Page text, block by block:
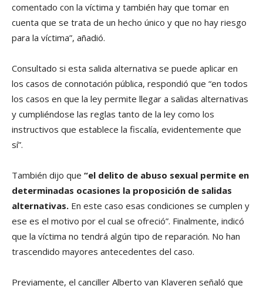
comentado con la víctima y también hay que tomar en
cuenta que se trata de un hecho único y que no hay riesgo
para la víctima”, añadió.
Consultado si esta salida alternativa se puede aplicar en
los casos de connotación pública, respondió que “en todos
los casos en que la ley permite llegar a salidas alternativas
y cumpliéndose las reglas tanto de la ley como los
instructivos que establece la fiscalía, evidentemente que
sí”.
También dijo que “el delito de abuso sexual permite en
determinadas ocasiones la proposición de salidas
alternativas. En este caso esas condiciones se cumplen y
ese es el motivo por el cual se ofreció”. Finalmente, indicó
que la víctima no tendrá algún tipo de reparación. No han
trascendido mayores antecedentes del caso.
Previamente, el canciller Alberto van Klaveren señaló que